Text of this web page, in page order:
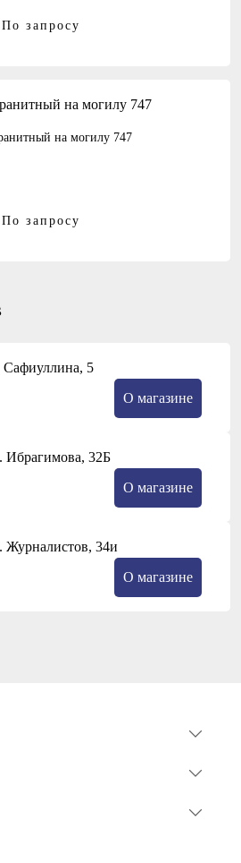
По запросу
на могилу 747
По запросу
5
О магазине
Ибрагимова, 32Б
О магазине
Журналистов, 34и
О магазине